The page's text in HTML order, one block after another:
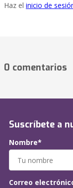
Haz el inicio de
0 comentarios
Suscríbete a
Nombre*
Correo